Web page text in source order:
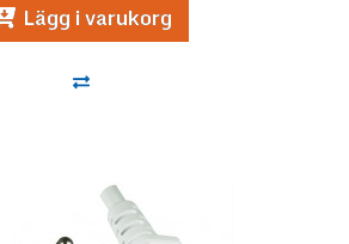
Lägg i varukorg